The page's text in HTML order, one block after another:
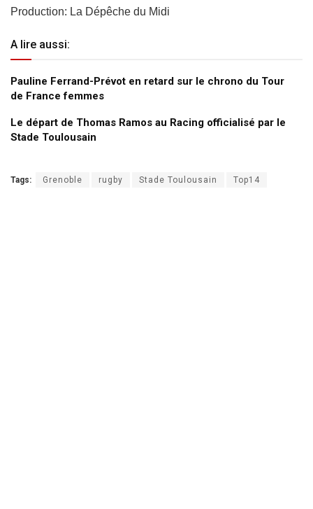
Production: La Dépêche du Midi
A lire aussi:
Pauline Ferrand-Prévot en retard sur le chrono du Tour
de France femmes
Le départ de Thomas Ramos au Racing officialisé par le
Stade Toulousain
Tags: Grenoble rugby Stade Toulousain Top14